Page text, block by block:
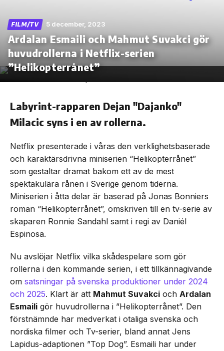
Skip
the
FILM/TV 5 december, 2023
Ardalan Esmaili och Mahmut Suvakci gör
huvudrollerna i Netflix-serien
”Helikopterrånet”
Labyrint-rapparen Dejan "Dajanko"
Milacic syns i en av rollerna.
Netflix presenterade i våras den verklighetsbaserade
och karaktärsdrivna miniserien “Helikopterrånet”
som gestaltar dramat bakom ett av de mest
spektakulära rånen i Sverige genom tiderna.
Miniserien i åtta delar är baserad på Jonas Bonniers
roman “Helikopterrånet”, omskriven till en tv-serie av
skaparen Ronnie Sandahl samt i regi av Daniél
Espinosa.
Nu avslöjar Netflix vilka skådespelare som gör
rollerna i den kommande serien, i ett tillkännagivande
om satsningar på svenska produktioner under 2024
och 2025. Klart är att Mahmut Suvakci och Ardalan
Esmaili gör huvudrollerna i ”Helikopterrånet”. Den
förstnämnde har medverkat i otaliga svenska och
nordiska filmer och Tv-serier, bland annat Jens
Lapidus-adaptionen ”Top Dog”. Esmaili har under